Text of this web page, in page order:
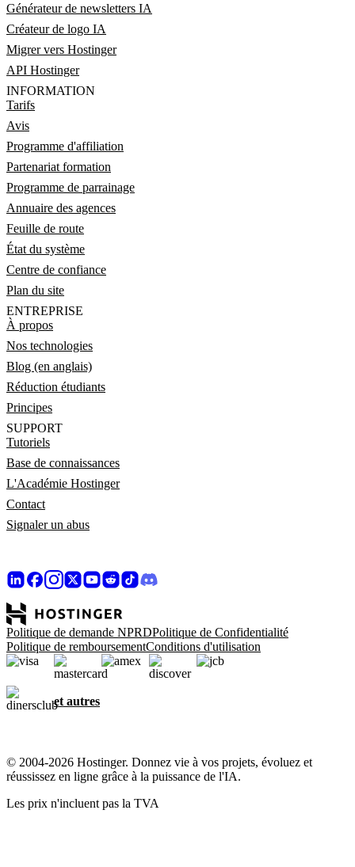
Générateur de newsletters IA
Créateur de logo IA
Migrer vers Hostinger
API Hostinger
INFORMATION
Tarifs
Avis
Programme d'affiliation
Partenariat formation
Programme de parrainage
Annuaire des agences
Feuille de route
État du système
Centre de confiance
Plan du site
ENTREPRISE
À propos
Nos technologies
Blog (en anglais)
Réduction étudiants
Principes
SUPPORT
Tutoriels
Base de connaissances
L'Académie Hostinger
Contact
Signaler un abus
Politique de demande NPRDPolitique de Confidentialité
Politique de remboursementConditions d'utilisation
et autres
© 2004-2026 Hostinger. Donnez vie à vos projets, évoluez et
réussissez en ligne grâce à la puissance de l'IA.
Les prix n'incluent pas la TVA